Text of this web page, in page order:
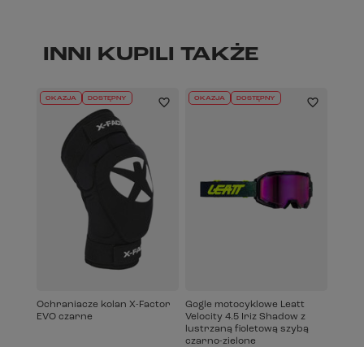
INNI KUPILI TAKŻE
OKAZJA DOSTĘPNY
Ochraniacze kolan X-Factor
EVO czarne
OKAZJA DOSTĘPNY
Gogle motocyklowe Leatt
Velocity 4.5 Iriz Shadow z
lustrzaną fioletową szybą
czarno-zielone